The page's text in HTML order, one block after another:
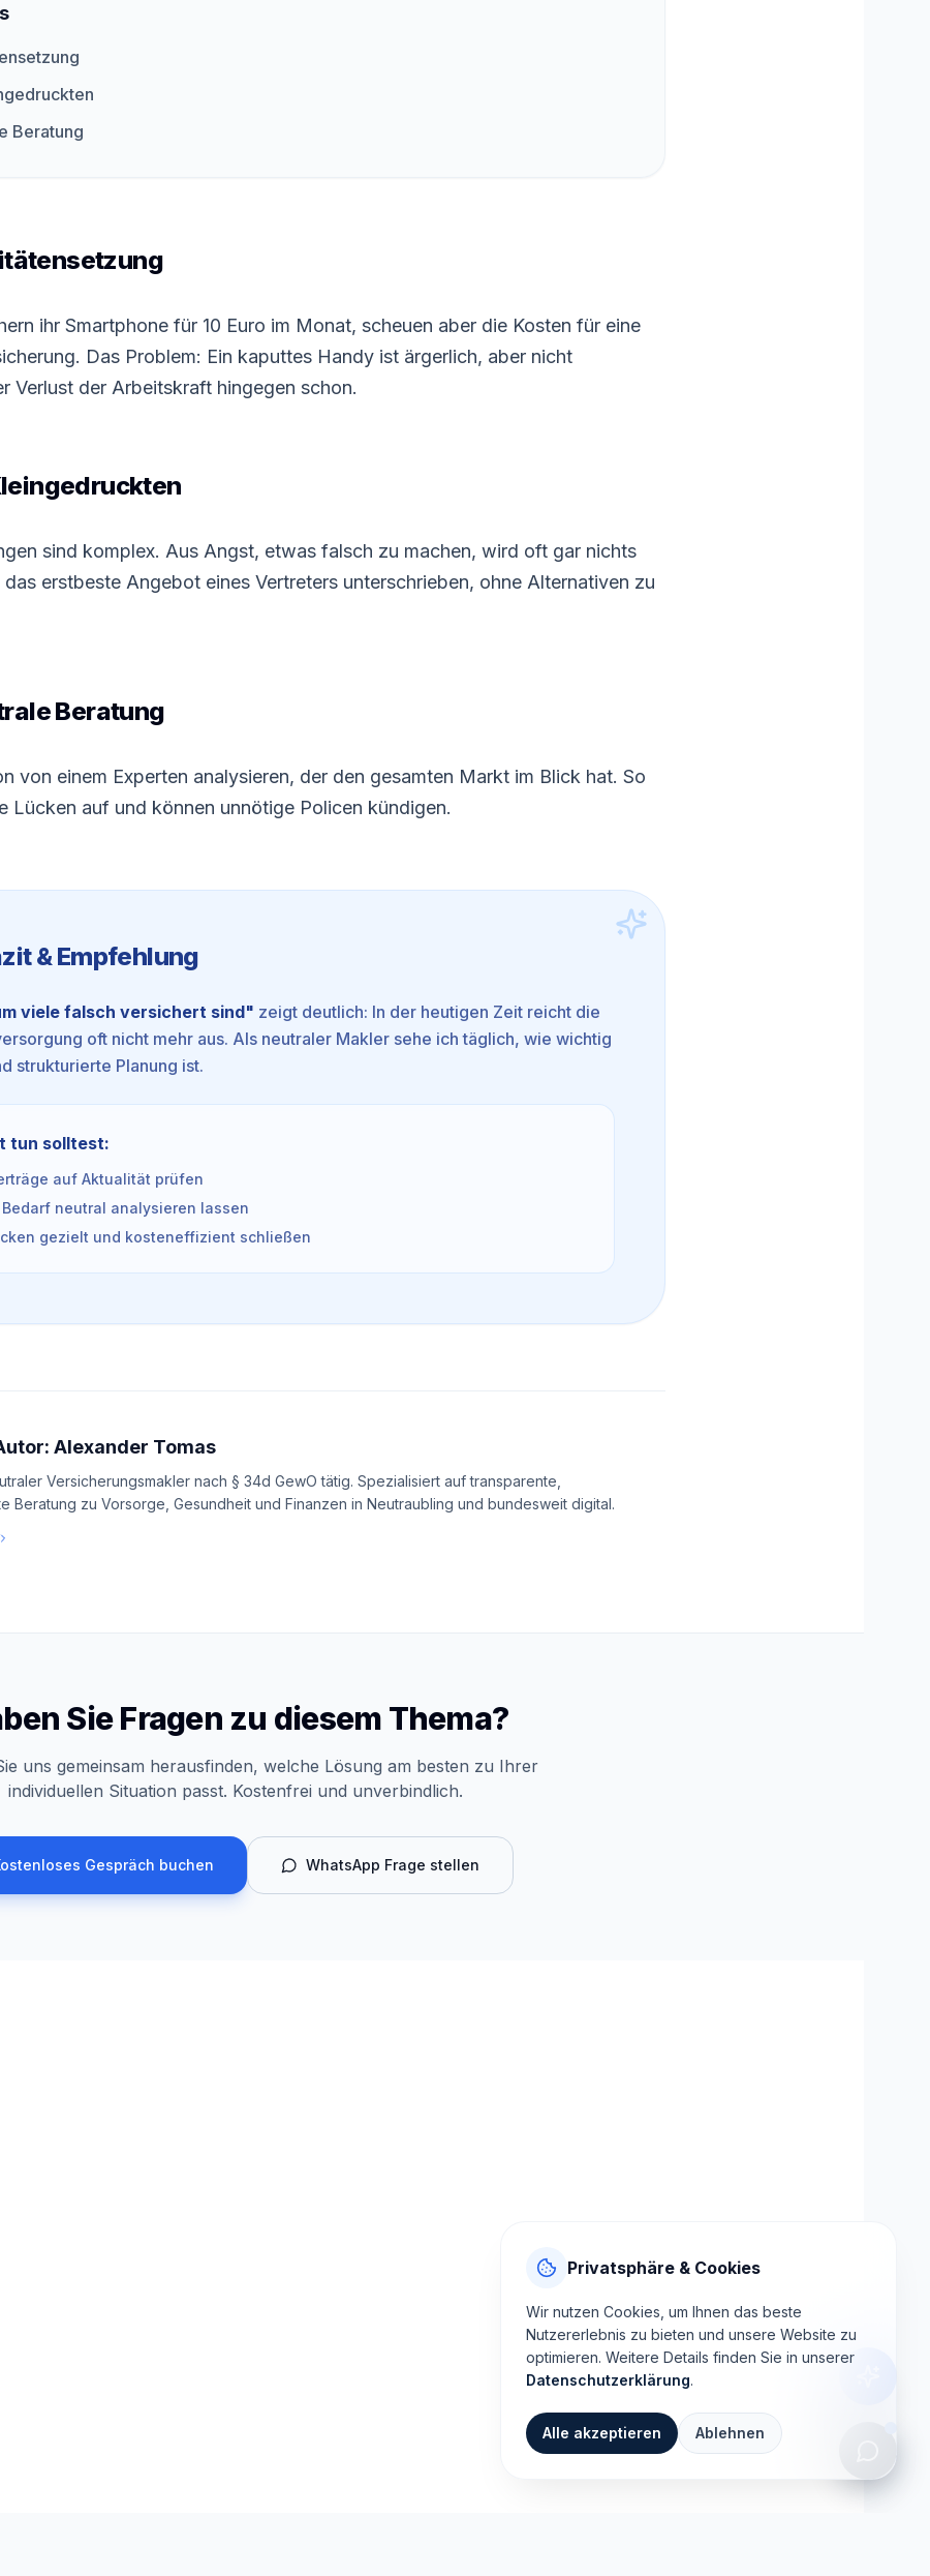
Beratung
ihr Smartphone für 10 Euro im Monat, scheuen aber die Kosten für eine
Das Problem: Ein kaputtes Handy ist ärgerlich, aber nicht
Verlust der Arbeitskraft hingegen schon.
sind komplex. Aus Angst, etwas falsch zu machen, wird oft gar nichts
erstbeste Angebot eines Vertreters unterschrieben, ohne Alternativen zu
Beratung
von einem Experten analysieren, der den gesamten Markt im Blick hat. So
Lücken auf und können unnötige Policen kündigen.
& Empfehlung
viele falsch versichert sind" zeigt deutlich: In der heutigen Zeit reicht die
oft nicht mehr aus. Als neutraler Makler sehe ich täglich, wie wichtig
strukturierte Planung ist.
tun solltest:
auf Aktualität prüfen
neutral analysieren lassen
gezielt und kosteneffizient schließen
Alexander Tomas
Versicherungsmakler nach § 34d GewO tätig. Spezialisiert auf transparente,
Beratung zu Vorsorge, Gesundheit und Finanzen in Neutraubling und bundesweit digital.
Sie Fragen zu diesem Thema?
uns gemeinsam herausfinden, welche Lösung am besten zu Ihrer
individuellen Situation passt. Kostenfrei und unverbindlich.
Gespräch buchen WhatsApp Frage stellen
Privatsphäre & Cookies
Wir nutzen Cookies, um Ihnen das beste
Nutzererlebnis zu bieten und unsere Website zu
optimieren. Weitere Details finden Sie in unserer
Datenschutzerklärung.
Alle akzeptieren Ablehnen